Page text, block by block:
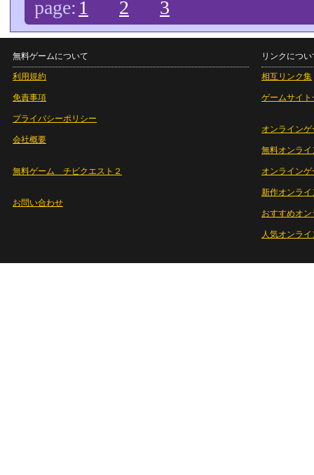
page: 1 2 3
無料ゲームについて
利用規約
免責事項
プライバシーポリシー
会社概要
無料ゲーム チビクエスト２
お問い合わせ
リンクについ
相互リンク集
ゲームサイト
オンラインゲ
無料オンライ
オンライン
新作オンライ
おすすめオ
人気オンラ